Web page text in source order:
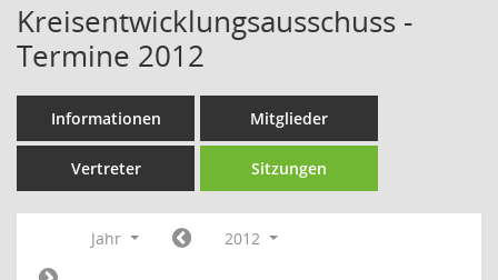
Kreisentwicklungsausschuss -
Termine 2012
Informationen Mitglieder
Vertreter Sitzungen
Jahr 2012